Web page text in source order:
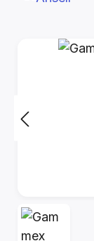
Bildergalerie